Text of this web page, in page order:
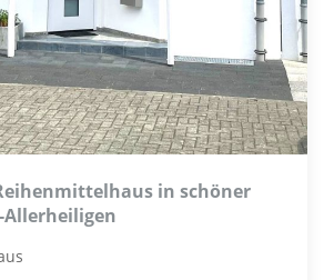
in schöner
Allerheiligen